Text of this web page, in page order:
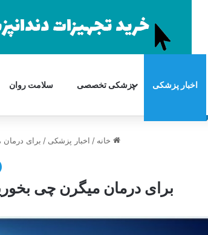
اخبار پزشکی پزشکی تخصصی سلامت روان
برای
خانه / اخبار پزشکی / برای
برای درمان میگرن چی